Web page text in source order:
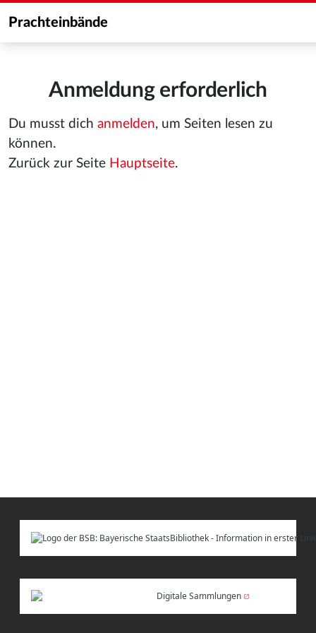
Prachteinbände
Anmeldung erforderlich
Du musst dich anmelden, um Seiten lesen zu
können.
Zurück zur Seite Hauptseite.
Digitale Sammlungen